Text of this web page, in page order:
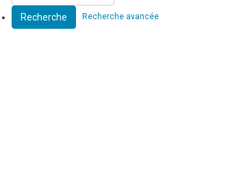
Recherche Recherche avancée